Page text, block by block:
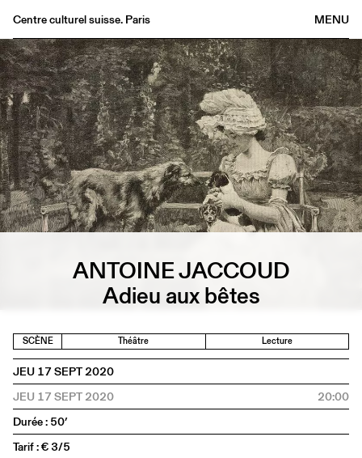
MENU
Centre culturel suisse. Paris
Agenda
Librairie
Buvette
Archives
Médiathèque
Éditions
Informations
FR/EN
ANTOINE JACCOUD
Adieu aux bêtes
SCÈNE Théâtre Lecture
JEU 17 SEPT 2020
JEU 17 SEPT 2020
20:00
Durée : 50’
Tarif : € 3/5